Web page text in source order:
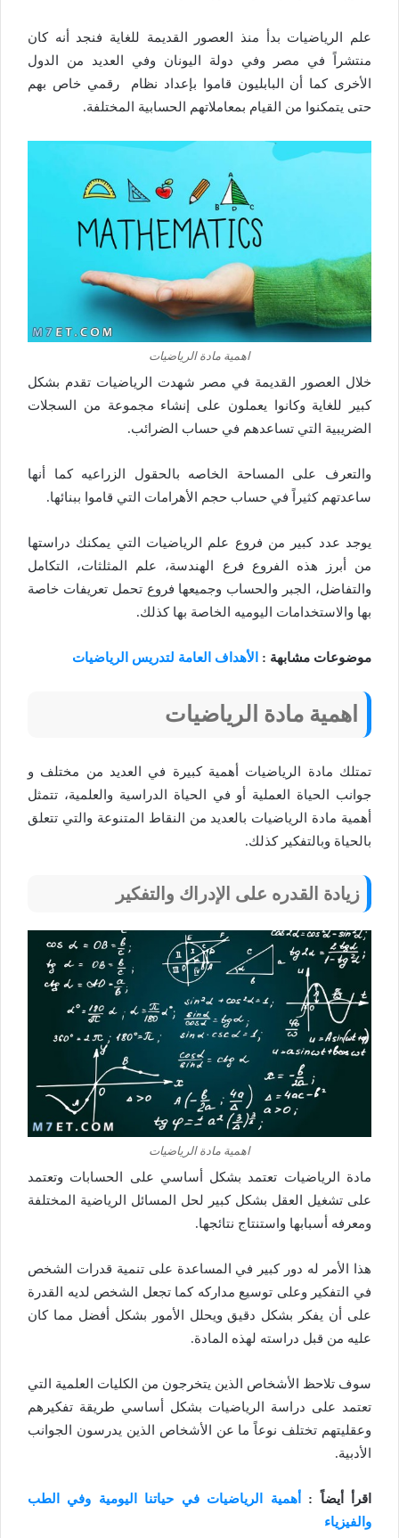
علم الرياضيات بدأ منذ العصور القديمة للغاية فنجد أنه كان
منتشراً في مصر وفي دولة اليونان وفي العديد من الدول
الأخرى كما أن البابليون قاموا بإعداد نظام رقمي خاص بهم
حتى يتمكنوا من القيام بمعاملاتهم الحسابية المختلفة.
اهمية مادة الرياضيات
خلال العصور القديمة في مصر شهدت الرياضيات تقدم بشكل
كبير للغاية وكانوا يعملون على إنشاء مجموعة من السجلات
الضريبية التي تساعدهم في حساب الضرائب.
والتعرف على المساحة الخاصه بالحقول الزراعيه كما أنها
ساعدتهم كثيراً في حساب حجم الأهرامات التي قاموا ببنائها.
يوجد عدد كبير من فروع علم الرياضيات التي يمكنك دراستها
من أبرز هذه الفروع فرع الهندسة، علم المثلثات، التكامل
والتفاضل، الجبر والحساب وجميعها فروع تحمل تعريفات خاصة
بها والاستخدامات اليوميه الخاصة بها كذلك.
موضوعات مشابهة : الأهداف العامة لتدريس الرياضيات
اهمية مادة الرياضيات
تمتلك مادة الرياضيات أهمية كبيرة في العديد من مختلف و
جوانب الحياة العملية أو في الحياة الدراسية والعلمية، تتمثل
أهمية مادة الرياضيات بالعديد من النقاط المتنوعة والتي تتعلق
بالحياة وبالتفكير كذلك.
زيادة القدره على الإدراك والتفكير
اهمية مادة الرياضيات
مادة الرياضيات تعتمد بشكل أساسي على الحسابات وتعتمد
على تشغيل العقل بشكل كبير لحل المسائل الرياضية المختلفة
ومعرفه أسبابها واستنتاج نتائجها.
هذا الأمر له دور كبير في المساعدة على تنمية قدرات الشخص
في التفكير وعلى توسيع مداركه كما تجعل الشخص لديه القدرة
على أن يفكر بشكل دقيق ويحلل الأمور بشكل أفضل مما كان
عليه من قبل دراسته لهذه المادة.
سوف تلاحظ الأشخاص الذين يتخرجون من الكليات العلمية التي
تعتمد على دراسة الرياضيات بشكل أساسي طريقة تفكيرهم
وعقليتهم تختلف نوعاً ما عن الأشخاص الذين يدرسون الجوانب
الأدبية.
اقرأ أيضاً :
أهمية الرياضيات في حياتنا اليومية وفي الطب
والفيزياء